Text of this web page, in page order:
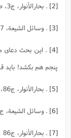
. بحارالأنوار، ج3، ص314.
. وسائل الشيعة، 7ج ، ص389.
. این بحث دعای
پنجم هم بکشد! باید
. بحارالأنوار، ج86، ص274.
. وسائل الشيعة، ج7 ، ص379.
. بحارالأنوار، ج86 ، ص349.